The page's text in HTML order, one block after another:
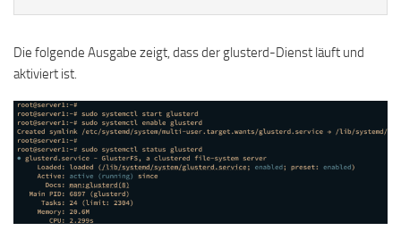
Die folgende Ausgabe zeigt, dass der glusterd-Dienst läuft und
aktiviert ist.